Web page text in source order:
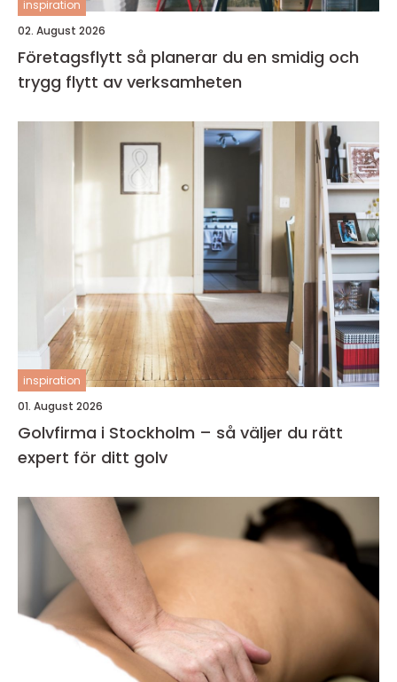
inspiration
02. August 2026
Företagsflytt så planerar du en smidig och
trygg flytt av verksamheten
inspiration
01. August 2026
Golvfirma i Stockholm – så väljer du rätt
expert för ditt golv